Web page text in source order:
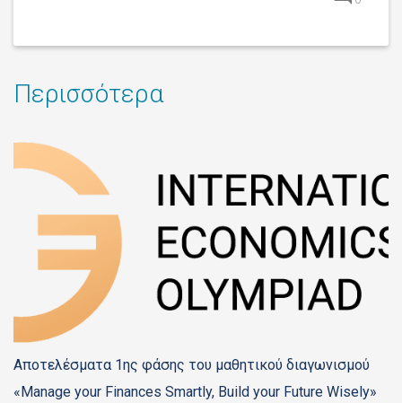
Περισσότερα
Αποτελέσματα 1ης φάσης του μαθητικού διαγωνισμού
«Manage your Finances Smartly, Build your Future Wisely»